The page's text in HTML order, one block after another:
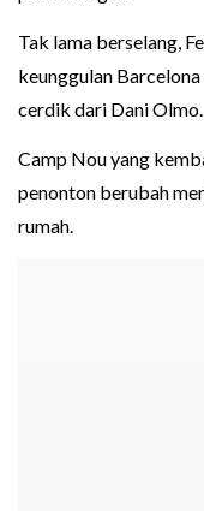
Tak lama berselang,
keunggulan
cerdik dari Dani Olmo.
Camp Nou yang
penonton berubah
rumah.